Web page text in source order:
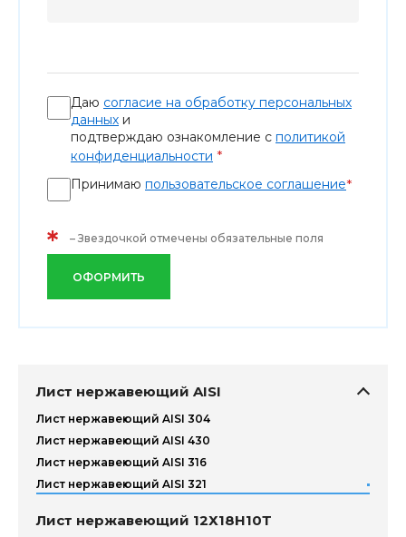
Лист нержавеющий AISI
Лист нержавеющий AISI 304
Лист нержавеющий AISI 430
Лист нержавеющий AISI 316
Лист нержавеющий AISI 321
Лист нержавеющий 12Х18Н10Т
Даю согласие на обработку персональных
данных и
подтверждаю ознакомление с политикой
конфиденциальности *
Принимаю пользовательское соглашение*
* – Звездочкой отмечены обязательные поля
ОФОРМИТЬ